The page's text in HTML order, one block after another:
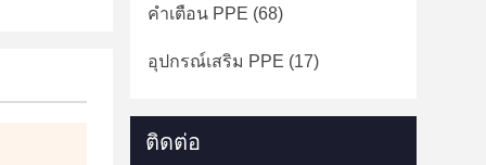
คำเตือน PPE (68)
อุปกรณ์เสริม PPE (17)
ติดต่อ